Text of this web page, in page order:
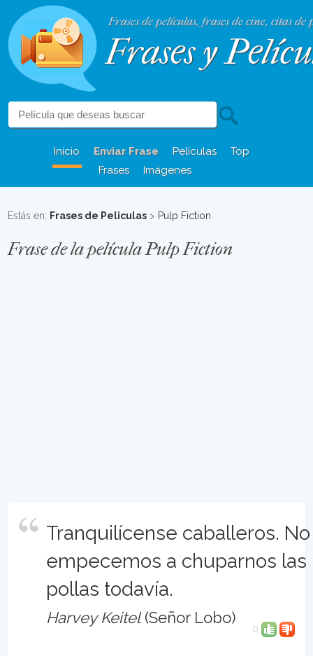
Frases de películas, frases de cine, citas de
Frases y
Inicio Enviar Frase Películas
Top
Frases
Imágenes
Estás en: Frases de Peliculas > Pulp Fiction
Frase de la película Pulp Fiction
Tranquilícense caballeros. No
empecemos a chuparnos las
pollas todavía.
Harvey Keitel(Señor Lobo)
0